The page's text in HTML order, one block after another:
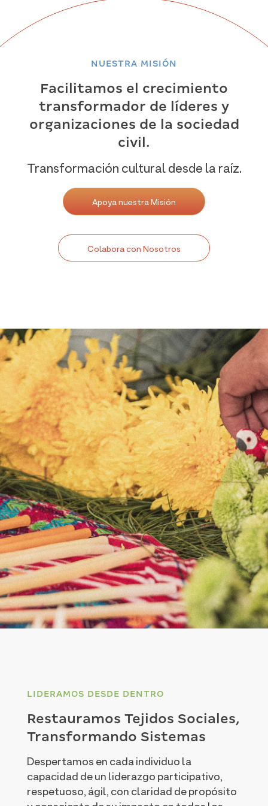
NUESTRA MISIÓN
Facilitamos el crecimiento
transformador de líderes y
organizaciones de la sociedad
civil.
Transformación cultural desde la raíz.
Apoya nuestra Misión
Colabora con Nosotros
LIDERAMOS DESDE DENTRO
Restauramos Tejidos Sociales,
Transformando Sistemas
Despertamos en cada individuo la
capacidad de un liderazgo participativo,
respetuoso, ágil, con claridad de propósito